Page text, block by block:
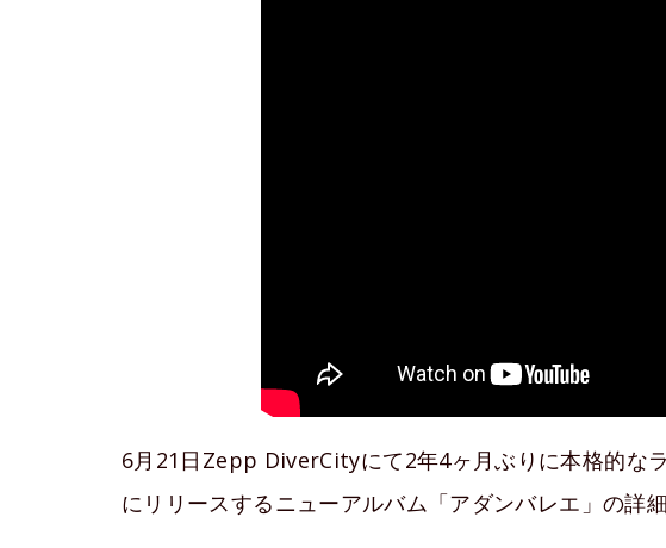
6月21日Zepp DiverCityにて2年4ヶ月ぶりに本格的な
にリリースするニューアルバム「アダンバレエ」の詳細